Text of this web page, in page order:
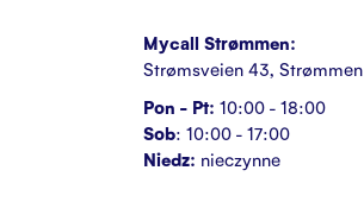
Mycall Strømmen:
Strømsveien 43, Strømmen
Pon - Pt: 10:00 - 18:00
Sob: 10:00 - 17:00
Niedz: nieczynne